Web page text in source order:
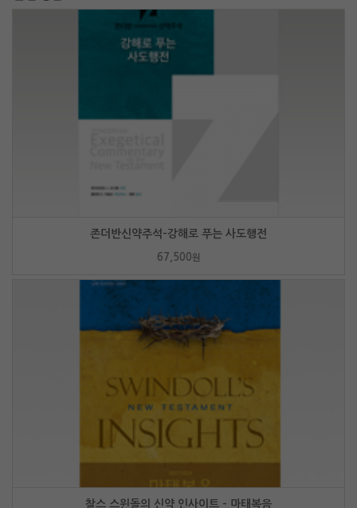
존더반신약주석-강해로 푸는 사도행전
67,500원
찰스 스윈돌의 신약 인사이트 - 마태복음